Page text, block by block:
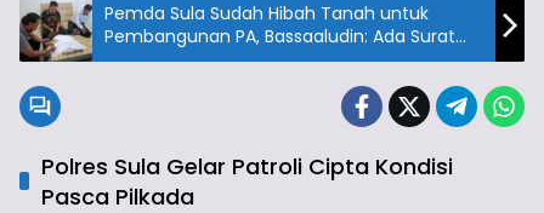
Pemda Sula Sudah Hibah Tanah untuk
Pembangunan PA, Bassaaludin: Ada Surat
Hibahnya
Polres Sula Gelar Patroli Cipta Kondisi
Pasca Pilkada